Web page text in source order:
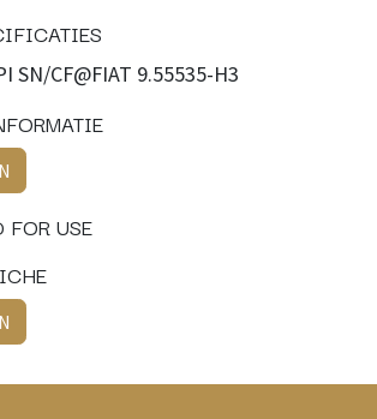
SN/CF@FIAT 9.55535-H3
FOR USE